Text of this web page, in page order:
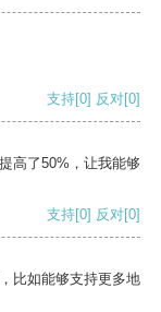
支持[0] 反对[0]
高了50%，让我能够
支持[0] 反对[0]
比如能够支持更多地